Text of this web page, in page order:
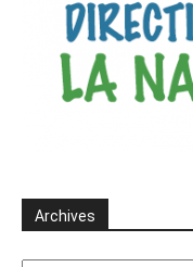
Archives
Archives